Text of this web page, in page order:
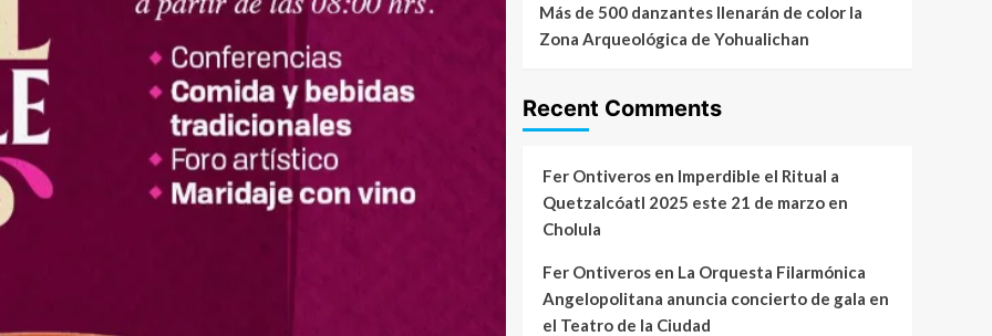
Más de 500 danzantes llenarán de color la
Zona Arqueológica de Yohualichan
Recent Comments
Fer Ontiverosen Imperdible el Ritual a
Quetzalcóatl 2025 este 21 de marzo en
Cholula
Fer Ontiverosen La Orquesta Filarmónica
Angelopolitana anuncia concierto de gala en
el Teatro de la Ciudad